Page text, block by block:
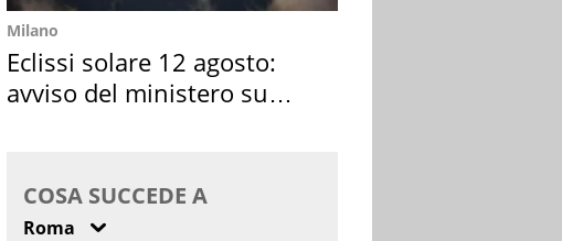
Milano
Eclissi solare 12 agosto:
avviso del ministero su